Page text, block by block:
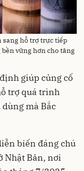
sang hỗ trợ trực tiếp
vững hơn cho tăng
giúp củng cố
trợ quá trình
mà Bắc
biến đáng chú
Nhật Bản, nơi